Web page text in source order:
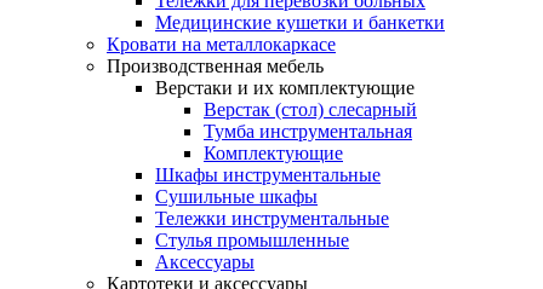
Медицинские кушетки и банкетки
Кровати на металлокаркасе
Производственная мебель
Верстаки и их комплектующие
Верстак (стол) слесарный
Тумба инструментальная
Комплектующие
Шкафы инструментальные
Сушильные шкафы
Тележки инструментальные
Стулья промышленные
Аксессуары
Картотеки и аксессуары